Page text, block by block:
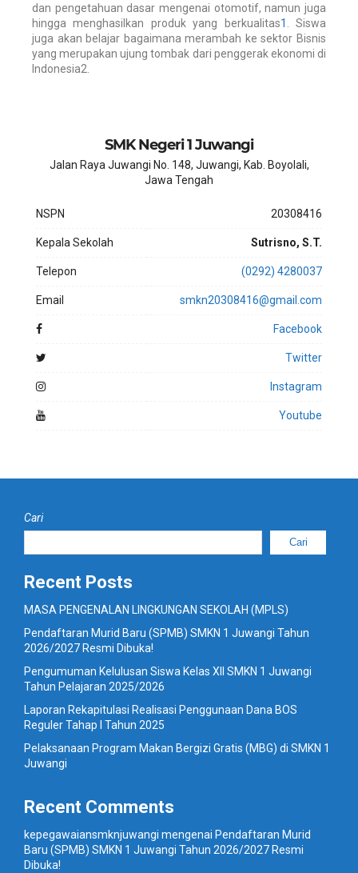
dan pengetahuan dasar mengenai otomotif, namun juga
hingga menghasilkan produk yang berkualitas1
. Siswa
juga akan belajar bagaimana merambah ke sektor Bisnis
yang merupakan ujung tombak dari penggerak ekonomi di
Indonesia2
SMK Negeri 1 Juwangi
Jalan Raya Juwangi No. 148, Juwangi, Kab. Boyolali,
Jawa Tengah
NSPN 20308416
Kepala Sekolah Sutrisno, S.T.
Telepon (0292) 4280037
Email smkn20308416@gmail.com
Facebook
Twitter
Instagram
Youtube
Cari
Cari
Recent Posts
MASA PENGENALAN LINGKUNGAN SEKOLAH (MPLS)
Pendaftaran Murid Baru (SPMB) SMKN 1 Juwangi Tahun
2026/2027 Resmi Dibuka!
Pengumuman Kelulusan Siswa Kelas XII SMKN 1 Juwangi
Tahun Pelajaran 2025/2026
Laporan Rekapitulasi Realisasi Penggunaan Dana BOS
Reguler Tahap I Tahun 2025
Pelaksanaan Program Makan Bergizi Gratis (MBG) di SMKN 1
Juwangi
Recent Comments
kepegawaiansmknjuwangi mengenai Pendaftaran Murid
Baru (SPMB) SMKN 1 Juwangi Tahun 2026/2027 Resmi
Dibuka!